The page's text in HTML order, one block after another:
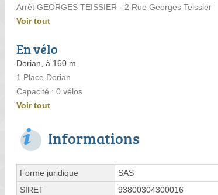
Arrêt GEORGES TEISSIER - 2 Rue Georges Teissier
Voir tout
En vélo
Dorian, à 160 m
1 Place Dorian
Capacité : 0 vélos
Voir tout
Informations
Forme juridique
SAS
SIRET
93800304300016